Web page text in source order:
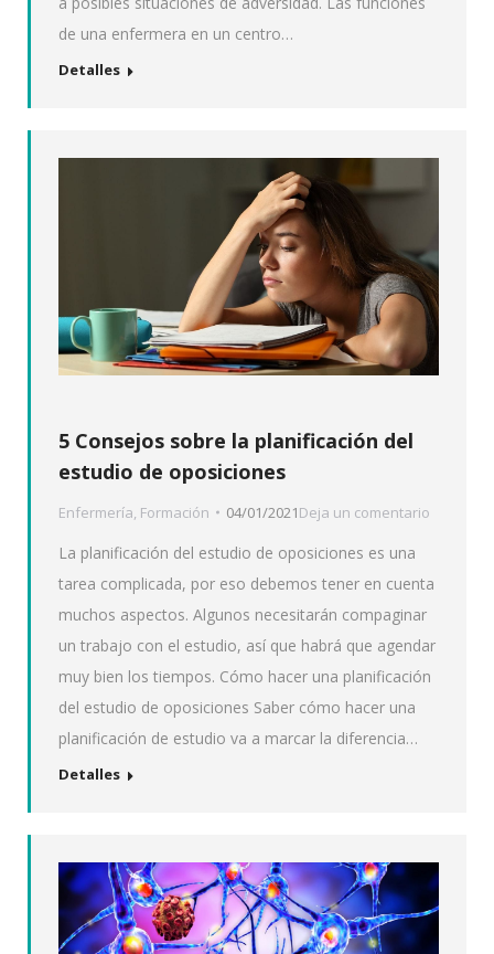
de una enfermera en un centro…
Detalles
5 Consejos sobre la planificación del
estudio de oposiciones
Enfermería, Formación 04/01/2021Deja un comentario
La planificación del estudio de oposiciones es una
tarea complicada, por eso debemos tener en cuenta
muchos aspectos. Algunos necesitarán compaginar
un trabajo con el estudio, así que habrá que agendar
muy bien los tiempos. Cómo hacer una planificación
del estudio de oposiciones Saber cómo hacer una
planificación de estudio va a marcar la diferencia…
Detalles